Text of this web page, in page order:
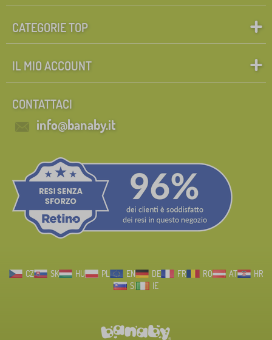
CATEGORIE TOP
IL MIO ACCOUNT
CONTATTACI
info@banaby.it
CZ SK HU PL EN DE FR RO AT
HR
SI
IE